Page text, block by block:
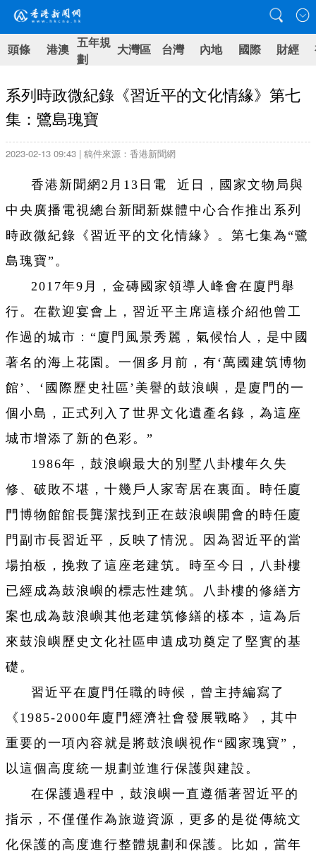
頭條 港澳 五年規
劃
大灣區 台灣 內地 國際 財經
系列時政微紀錄《習近平的文化情緣》第七
集：鷺島瑰寶
2023-02-13 09:43 | 稿件來源：香港新聞網
香港新聞網2月13日電 近日，國家文物局與
中央廣播電視總台新聞新媒體中心合作推出系列
時政微紀錄《習近平的文化情緣》。第七集為“鷺
島瑰寶”。
2017年9月，金磚國家領導人峰會在廈門舉
行。在歡迎宴會上，習近平主席這樣介紹他曾工
作過的城市：“廈門風景秀麗，氣候怡人，是中國
著名的海上花園。一個多月前，有‘萬國建筑博物
館’、‘國際歷史社區’美譽的鼓浪嶼，是廈門的一
個小島，正式列入了世界文化遺產名錄，為這座
城市增添了新的色彩。”
1986年，鼓浪嶼最大的別墅八卦樓年久失
修、破敗不堪，十幾戶人家寄居在裏面。時任廈
門博物館館長龔潔找到正在鼓浪嶼開會的時任廈
門副市長習近平，反映了情況。因為習近平的當
場拍板，挽救了這座老建筑。時至今日，八卦樓
已經成為鼓浪嶼的標志性建筑。八卦樓的修繕方
案也成為鼓浪嶼其他老建筑修繕的樣本，這為后
來鼓浪嶼歷史文化社區申遺成功奠定了堅實的基
礎。
習近平在廈門任職的時候，曾主持編寫了
《1985-2000年廈門經濟社會發展戰略》，其中
重要的一項內容就是將鼓浪嶼視作“國家瑰寶”，
以這個高度統一規劃並進行保護與建設。
在保護過程中，鼓浪嶼一直遵循著習近平的
指示，不僅僅作為旅遊資源，更多的是從傳統文
化保護的高度進行整體規劃和保護。比如，當年